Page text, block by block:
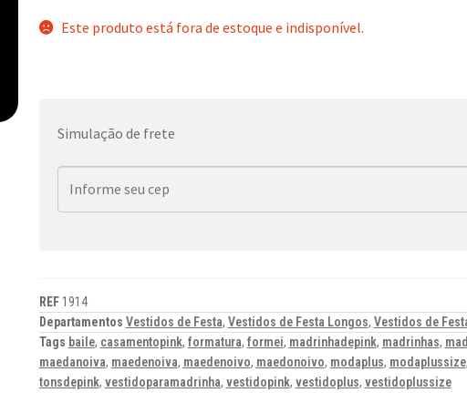
Este produto está fora de estoque e indisponível.
Simulação de frete
REF 1914
Departamentos Vestidos de Festa, Vestidos de Festa Longos, Vestidos de
Tags baile, casamentopink, formatura, formei, madrinhadepink, madrinhas,
maedanoiva, maedenoiva, maedenoivo, maedonoivo, modaplus, modaplussize,
tonsdepink, vestidoparamadrinha, vestidopink, vestidoplus, vestidoplussize